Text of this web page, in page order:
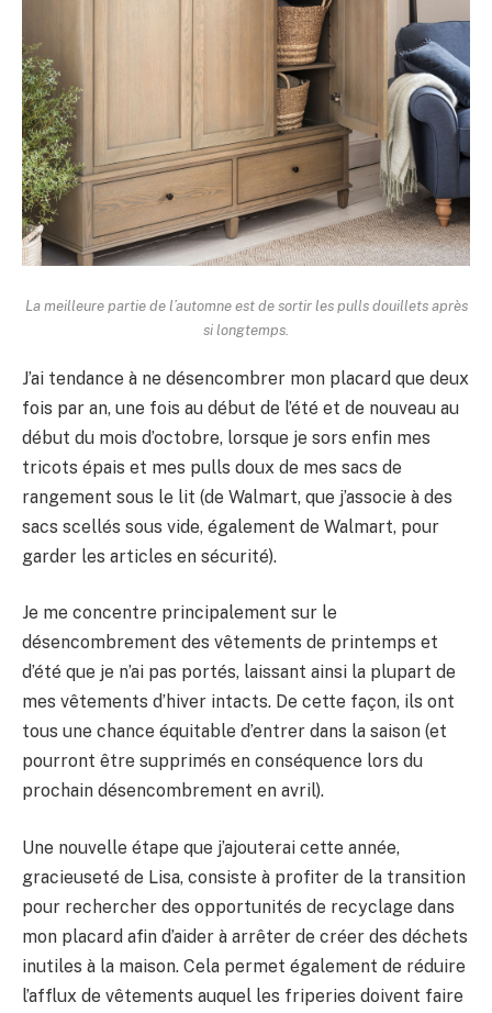
La meilleure partie de l’automne est de sortir les pulls douillets après
si longtemps.
J’ai tendance à ne désencombrer mon placard que deux
fois par an, une fois au début de l’été et de nouveau au
début du mois d’octobre, lorsque je sors enfin mes
tricots épais et mes pulls doux de mes sacs de
rangement sous le lit (de Walmart, que j’associe à des
sacs scellés sous vide, également de Walmart, pour
garder les articles en sécurité).
Je me concentre principalement sur le
désencombrement des vêtements de printemps et
d’été que je n’ai pas portés, laissant ainsi la plupart de
mes vêtements d’hiver intacts. De cette façon, ils ont
tous une chance équitable d’entrer dans la saison (et
pourront être supprimés en conséquence lors du
prochain désencombrement en avril).
Une nouvelle étape que j’ajouterai cette année,
gracieuseté de Lisa, consiste à profiter de la transition
pour rechercher des opportunités de recyclage dans
mon placard afin d’aider à arrêter de créer des déchets
inutiles à la maison. Cela permet également de réduire
l’afflux de vêtements auquel les friperies doivent faire